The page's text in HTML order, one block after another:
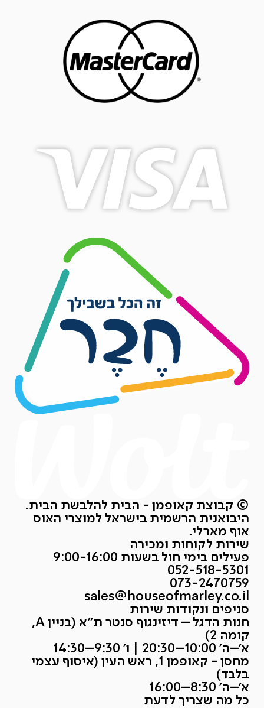
© קבוצת קאופמן - הבית להלבשת הבית.
היבואנית הרשמית בישראל למוצרי האוס
אוף מארלי.
שירות לקוחות ומכירה
פעילים בימי חול בשעות 9:00-16:00
052-518-5301
073-2470759
sales@houseofmarley.co.il
סניפים ונקודות שירות
חנות הדגל – דיזינגוף סנטר ת״א (בניין A,
קומה 2)
א׳–ה׳ 10:00–20:30 | ו׳ 9:30–14:30
מחסן - קאופמן 1, ראש העין (איסוף עצמי
בלבד)
א׳–ה׳ 8:30–16:00
כל מה שצריך לדעת